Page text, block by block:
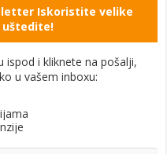
Iskoristite velike
ispod i kliknete na pošalji,
u vašem inboxu: